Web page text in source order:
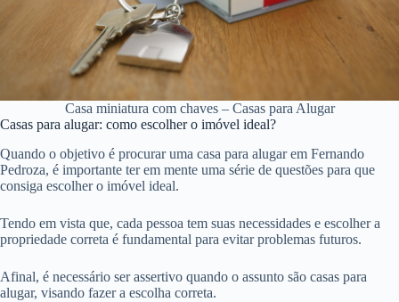
Casa miniatura com chaves – Casas para Alugar
Casas para alugar: como escolher o imóvel ideal?
Quando o objetivo é procurar uma casa para alugar em Fernando
Pedroza, é importante ter em mente uma série de questões para que
consiga escolher o imóvel ideal.
Tendo em vista que, cada pessoa tem suas necessidades e escolher a
propriedade correta é fundamental para evitar problemas futuros.
Afinal, é necessário ser assertivo quando o assunto são casas para
alugar, visando fazer a escolha correta.